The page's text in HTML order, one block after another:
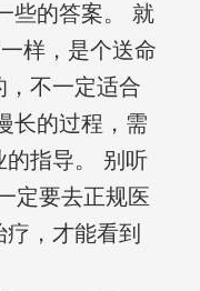
些的答案。 就
样，是个送命
，不一定适合
长的过程，需
的指导。 别听
定要去正规医
，才能看到